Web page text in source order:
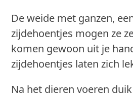
De weide met ganzen,
zijdehoentjes mogen ze
komen gewoon uit je
zijdehoentjes laten zich
Na het dieren voeren